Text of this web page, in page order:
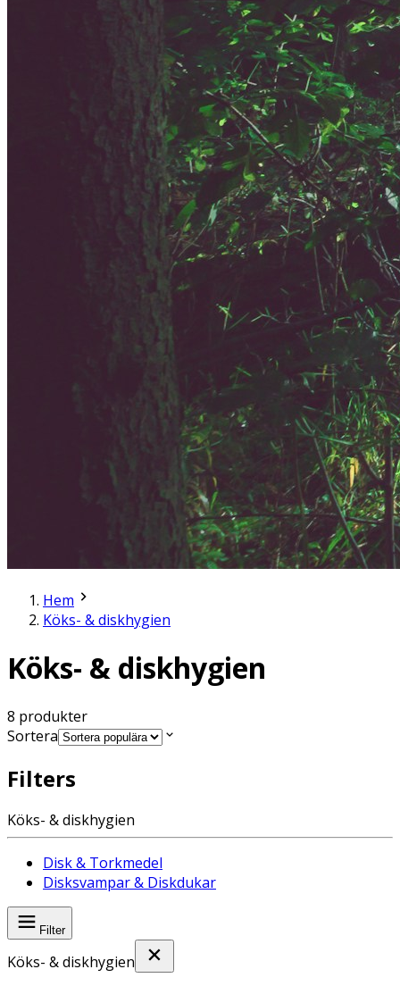
Hem
Köks- & diskhygien
Köks- & diskhygien
8 produkter
Sortera
Filters
Köks- & diskhygien
Disk & Torkmedel
Disksvampar & Diskdukar
Filter
Köks- & diskhygien